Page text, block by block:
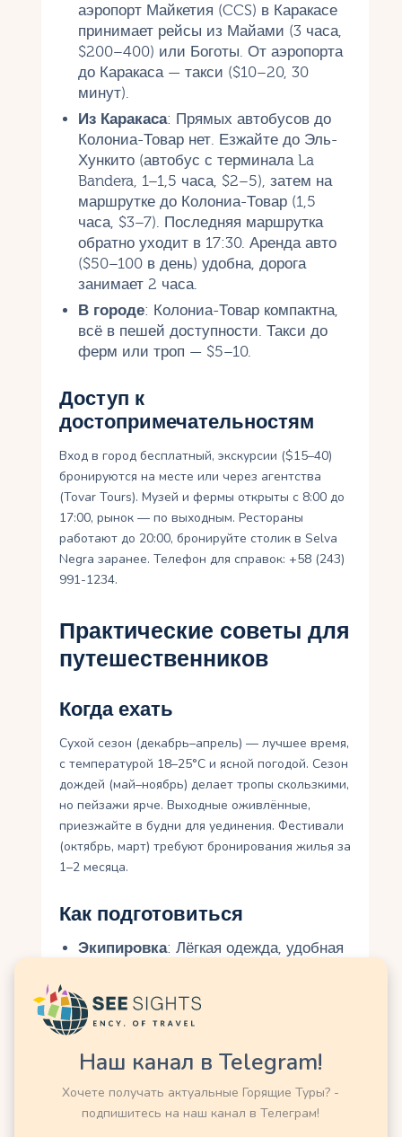
аэропорт Майкетия (CCS) в Каракасе
принимает рейсы из Майами (3 часа,
$200–400) или Боготы. От аэропорта
до Каракаса — такси ($10–20, 30
минут).
Из Каракаса: Прямых автобусов до
Колониа-Товар нет. Езжайте до Эль-
Хункито (автобус с терминала La
Bandera, 1–1,5 часа, $2–5), затем на
маршрутке до Колониа-Товар (1,5
часа, $3–7). Последняя маршрутка
обратно уходит в 17:30. Аренда авто
($50–100 в день) удобна, дорога
занимает 2 часа.
В городе: Колониа-Товар компактна,
всё в пешей доступности. Такси до
ферм или троп — $5–10.
Доступ к
достопримечательностям
Вход в город бесплатный, экскурсии ($15–40)
бронируются на месте или через агентства
(Tovar Tours). Музей и фермы открыты с 8:00 до
17:00, рынок — по выходным. Рестораны
работают до 20:00, бронируйте столик в Selva
Negra заранее. Телефон для справок: +58 (243)
991-1234.
Практические советы для
путешественников
Когда ехать
Сухой сезон (декабрь–апрель) — лучшее время,
с температурой 18–25°C и ясной погодой. Сезон
дождей (май–ноябрь) делает тропы скользкими,
но пейзажи ярче. Выходные оживлённые,
приезжайте в будни для уединения. Фестивали
(октябрь, март) требуют бронирования жилья за
1–2 месяца.
Как подготовиться
Экипировка: Лёгкая одежда, удобная
бинокль. Берите воду (1 литр) и
перекусы.
Бюджет: Маршрутка Каракас–
Колониа — $5–12, экскурсия — $15–
40, еда — $5–20, проживание (Posada
Don Elicio, Selva Negra) — $30–80 за
Наш канал в Telegram!
Хочете получать актуальные Горящие Туры? -
подпишитесь на наш канал в Телеграм!